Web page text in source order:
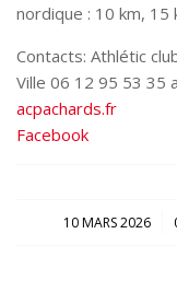
nordique : 10 km, 15
Contacts: Athlétic
Ville 06 12 95 53 35
acpachards.fr
Facebook
10 MARS 2026
/